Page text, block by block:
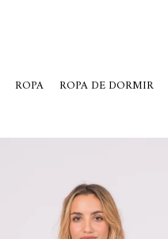
ROPA ROPA DE DORMIR